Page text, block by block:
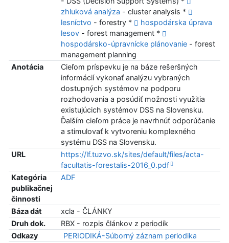
zhluková analýza - cluster analysis *
lesníctvo - forestry *
hospodárska úprava
lesov- forest management *
hospodársko-úpravnícke plánovanie- forest
management planning
Anotácia
Cieľom príspevku je na báze rešeršných
informácií vykonať analýzu vybraných
dostupných systémov na podporu
rozhodovania a posúdiť možnosti využitia
existujúcich systémov DSS na Slovensku.
Ďalším cieľom práce je navrhnúť odporúčanie
a stimulovať k vytvoreniu komplexného
systému DSS na Slovensku.
URL
https://lf.tuzvo.sk/sites/default/files/acta-
facultatis-forestalis-2016_0.pdf
Kategória
publikačnej
činnosti
ADF
Báza dát
xcla - ČLÁNKY
Druh dok.
RBX - rozpis článkov z periodík
Odkazy
PERIODIKÁ-Súborný záznam periodika